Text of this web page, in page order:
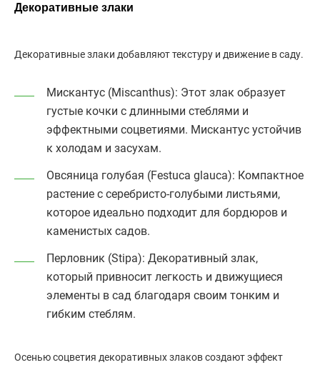
Декоративные злаки
Декоративные злаки добавляют текстуру и движение в саду.
Мискантус (Miscanthus): Этот злак образует
густые кочки с длинными стеблями и
эффектными соцветиями. Мискантус устойчив
к холодам и засухам.
Овсяница голубая (Festuca glauca): Компактное
растение с серебристо-голубыми листьями,
которое идеально подходит для бордюров и
каменистых садов.
Перловник (Stipa): Декоративный злак,
который привносит легкость и движущиеся
элементы в сад благодаря своим тонким и
гибким стеблям.
Осенью соцветия декоративных злаков создают эффект